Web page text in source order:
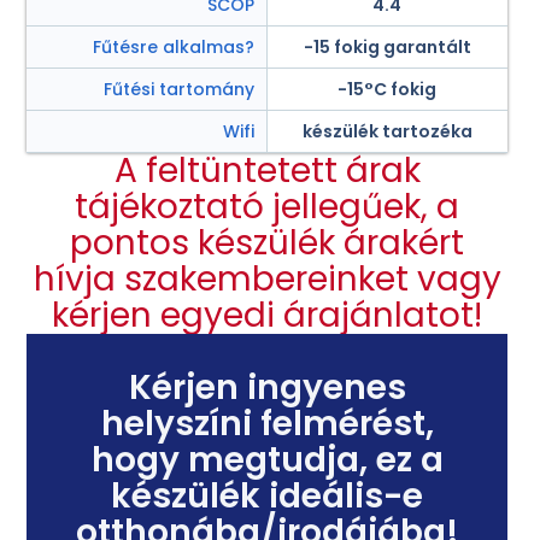
Fűtésre alkalmas?
Fűtési tartomány
Wifi
-15 fokig garantált
-15°C fokig
készülék tartozéka
A feltüntetett árak
tájékoztató jellegűek, a
pontos készülék árakért
hívja szakembereinket vagy
kérjen egyedi árajánlatot!
Kérjen ingyenes
helyszíni felmérést,
hogy megtudja, ez a
készülék ideális-e